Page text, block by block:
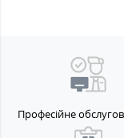
Професійне